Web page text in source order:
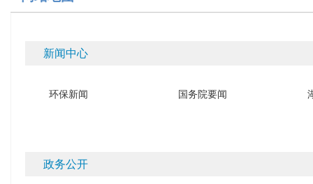
新闻中心
环保新闻 国务院要闻
政务公开